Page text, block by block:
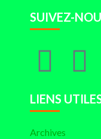
SUIVEZ-
LIENS
Archives